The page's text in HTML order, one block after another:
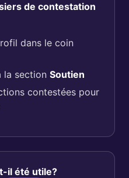
de contestation
dans le coin
la section Soutien
contestées pour
il été utile?